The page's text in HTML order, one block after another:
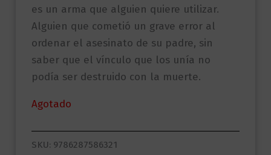
es un arma que alguien quiere utilizar.
Alguien que cometió un grave error al
ordenar el asesinato de su padre, sin
saber que el vínculo que los unía no
podía ser destruido con la muerte.
Agotado
SKU: 9786287586321